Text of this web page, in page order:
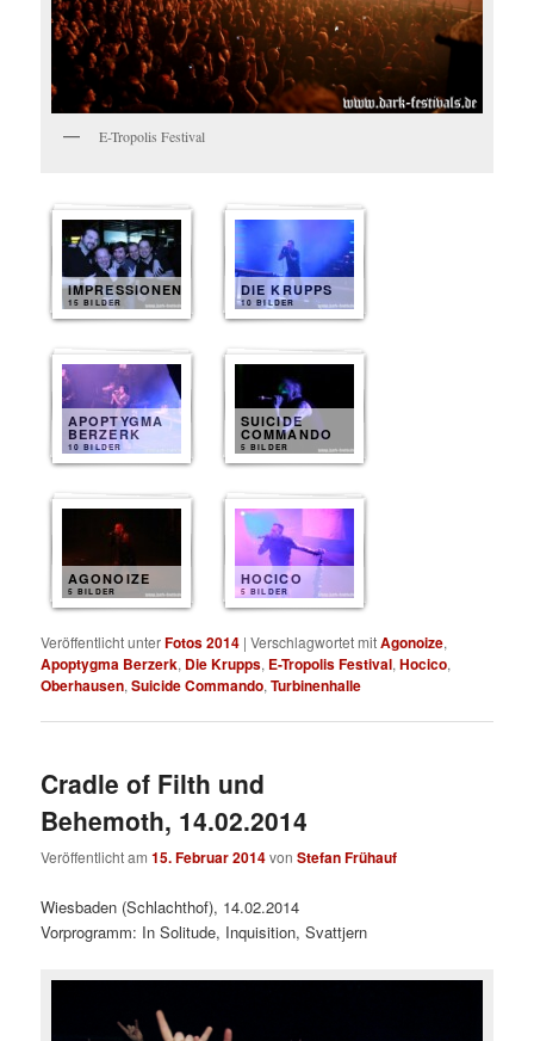
E-Tropolis Festival
IMPRESSIONEN
15 BILDER
DIE KRUPPS
10 BILDER
APOPTYGMA
BERZERK
10 BILDER
SUICIDE
COMMANDO
5 BILDER
AGONOIZE
5 BILDER
HOCICO
5 BILDER
Veröffentlicht unterFotos 2014 |Verschlagwortet mitAgonoize,
Apoptygma Berzerk, Die Krupps, E-Tropolis Festival,Hocico,
Oberhausen,Suicide Commando,Turbinenhalle
Cradle of Filth und
Behemoth, 14.02.2014
Veröffentlicht am15. Februar 2014vonStefan Frühauf
Wiesbaden (Schlachthof), 14.02.2014
Vorprogramm: In Solitude, Inquisition, Svattjern